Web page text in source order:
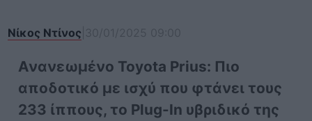
Νίκος Ντίνος
Ανανεωμένο Toyota Prius: Πιο
αποδοτικό με ισχύ που φτάνει τους
233 ίππους, το Plug-In υβριδικό της